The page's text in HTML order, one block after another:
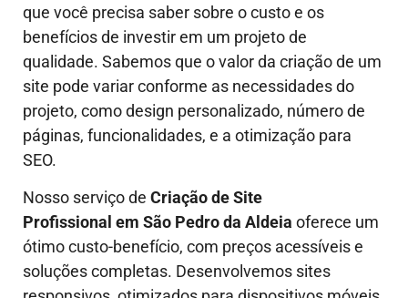
que você precisa saber sobre o custo e os
benefícios de investir em um projeto de
qualidade. Sabemos que o valor da criação de um
site pode variar conforme as necessidades do
projeto, como design personalizado, número de
páginas, funcionalidades, e a otimização para
SEO.
Nosso serviço de Criação de Site
Profissional em São Pedro da Aldeia oferece um
ótimo custo-benefício, com preços acessíveis e
soluções completas. Desenvolvemos sites